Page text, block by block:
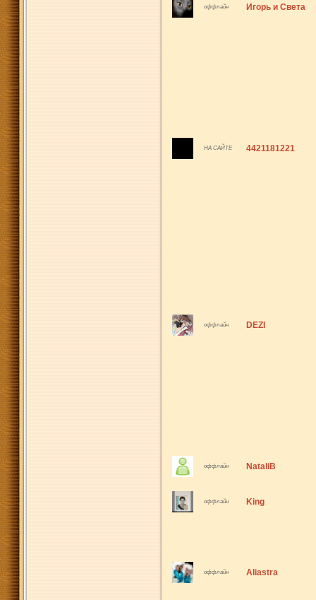
оффлайн Игорь и Света
НА САЙТЕ 4421181221
оффлайн DEZI
оффлайн NataliB
оффлайн King
оффлайн Aliastra